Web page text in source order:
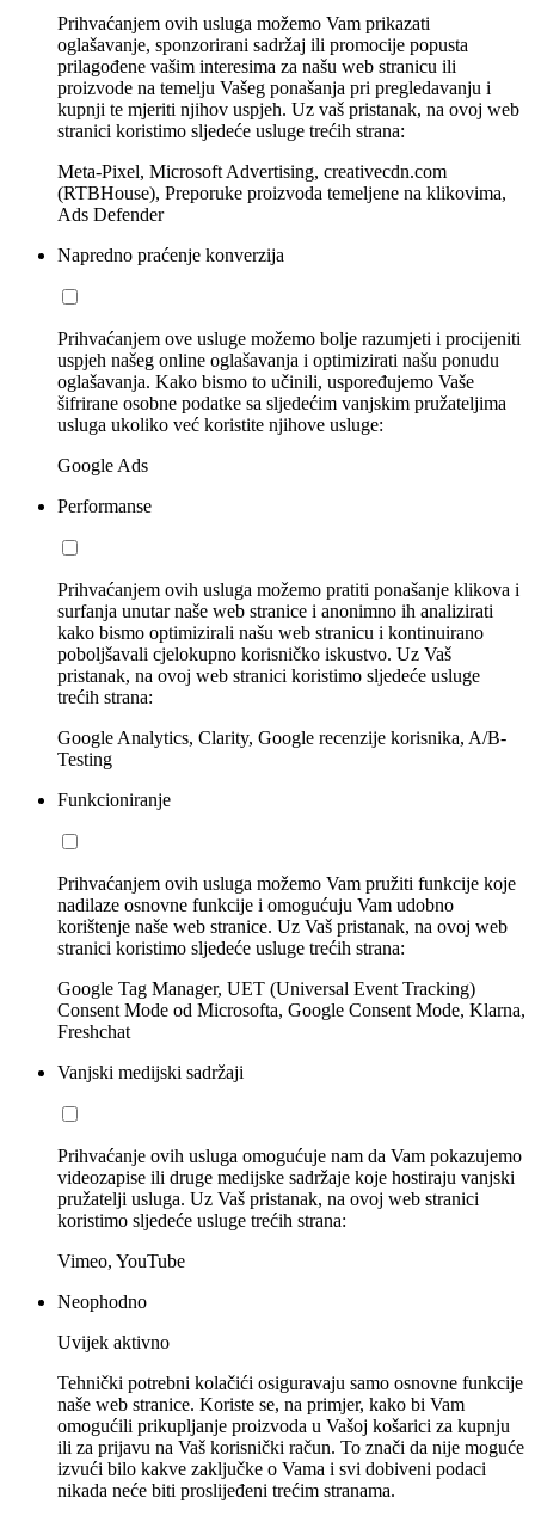
Prihvaćanjem ovih usluga možemo Vam prikazati
oglašavanje, sponzorirani sadržaj ili promocije popusta
prilagođene vašim interesima za našu web stranicu ili
proizvode na temelju Vašeg ponašanja pri pregledavanju i
kupnji te mjeriti njihov uspjeh. Uz vaš pristanak, na ovoj web
stranici koristimo sljedeće usluge trećih strana:
Meta-Pixel, Microsoft Advertising, creativecdn.com
(RTBHouse), Preporuke proizvoda temeljene na klikovima,
Ads Defender
Napredno praćenje konverzija
Prihvaćanjem ove usluge možemo bolje razumjeti i procijeniti
uspjeh našeg online oglašavanja i optimizirati našu ponudu
oglašavanja. Kako bismo to učinili, uspoređujemo Vaše
šifrirane osobne podatke sa sljedećim vanjskim pružateljima
usluga ukoliko već koristite njihove usluge:
Google Ads
Performanse
Prihvaćanjem ovih usluga možemo pratiti ponašanje klikova i
surfanja unutar naše web stranice i anonimno ih analizirati
kako bismo optimizirali našu web stranicu i kontinuirano
poboljšavali cjelokupno korisničko iskustvo. Uz Vaš
pristanak, na ovoj web stranici koristimo sljedeće usluge
trećih strana:
Google Analytics, Clarity, Google recenzije korisnika, A/B-
Testing
Funkcioniranje
Prihvaćanjem ovih usluga možemo Vam pružiti funkcije koje
nadilaze osnovne funkcije i omogućuju Vam udobno
korištenje naše web stranice. Uz Vaš pristanak, na ovoj web
stranici koristimo sljedeće usluge trećih strana:
Google Tag Manager, UET (Universal Event Tracking)
Consent Mode od Microsofta, Google Consent Mode, Klarna,
Freshchat
Vanjski medijski sadržaji
Prihvaćanje ovih usluga omogućuje nam da Vam pokazujemo
videozapise ili druge medijske sadržaje koje hostiraju vanjski
pružatelji usluga. Uz Vaš pristanak, na ovoj web stranici
koristimo sljedeće usluge trećih strana:
Vimeo, YouTube
Neophodno
Uvijek aktivno
Tehnički potrebni kolačići osiguravaju samo osnovne funkcije
naše web stranice. Koriste se, na primjer, kako bi Vam
omogućili prikupljanje proizvoda u Vašoj košarici za kupnju
ili za prijavu na Vaš korisnički račun. To znači da nije moguće
izvući bilo kakve zaključke o Vama i svi dobiveni podaci
nikada neće biti proslijeđeni trećim stranama.